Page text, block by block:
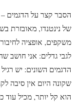
של נינטנדו, מאובזרת
הדגמים השונים: יש רגיל
שקונה היום אין סיבה
הוא קל יותר, מכיל עוד